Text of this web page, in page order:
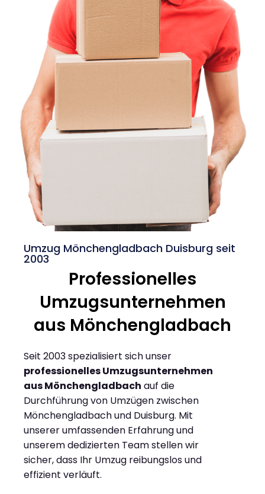
Umzug Mönchengladbach Duisburg seit
2003
Professionelles
Umzugsunternehmen
aus Mönchengladbach
Seit 2003 spezialisiert sich unser
professionelles Umzugsunternehmen
aus Mönchengladbach auf die
Durchführung von Umzügen zwischen
Mönchengladbach und Duisburg. Mit
unserer umfassenden Erfahrung und
unserem dedizierten Team stellen wir
sicher, dass Ihr Umzug reibungslos und
effizient verläuft.